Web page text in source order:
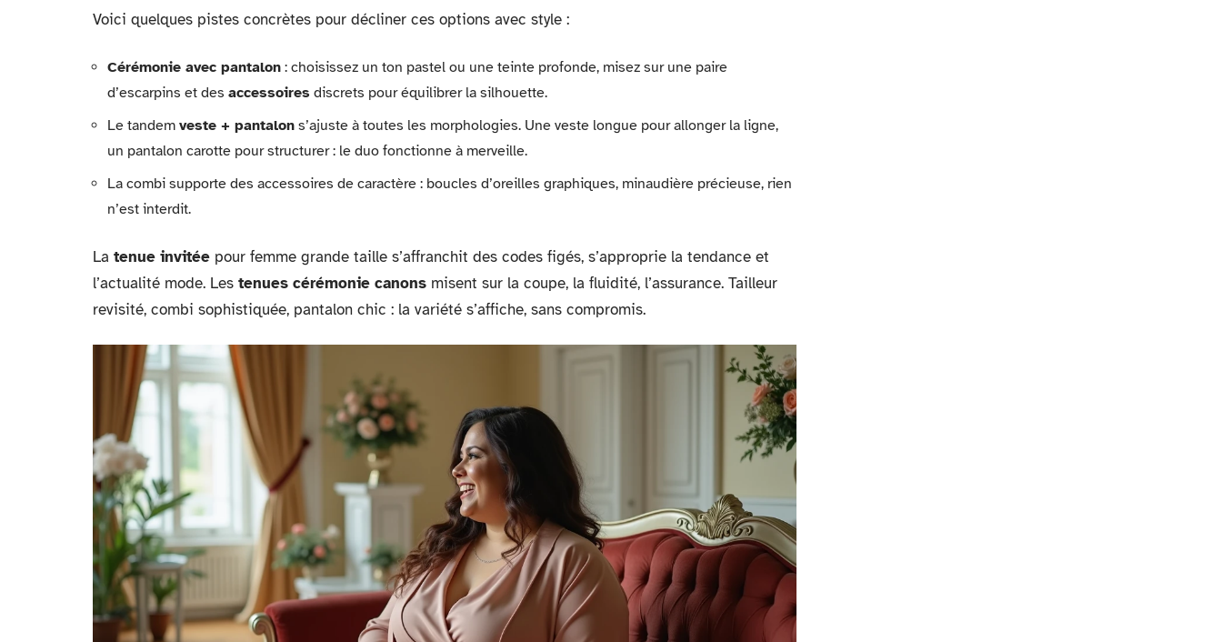
Voici quelques pistes concrètes pour décliner ces options avec style :
Cérémonie avec pantalon : choisissez un ton pastel ou une teinte profonde, misez sur une paire
d’escarpins et des accessoires discrets pour équilibrer la silhouette.
Le tandem veste + pantalon s’ajuste à toutes les morphologies. Une veste longue pour allonger la ligne,
un pantalon carotte pour structurer : le duo fonctionne à merveille.
La combi supporte des accessoires de caractère : boucles d’oreilles graphiques, minaudière précieuse, rien
n’est interdit.
La tenue invitée pour femme grande taille s’affranchit des codes figés, s’approprie la tendance et
l’actualité mode. Les tenues cérémonie canons misent sur la coupe, la fluidité, l’assurance. Tailleur
revisité, combi sophistiquée, pantalon chic : la variété s’affiche, sans compromis.